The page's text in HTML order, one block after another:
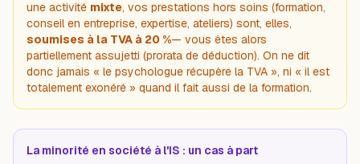
une activité mixte, vos prestations hors soins (formation,
conseil en entreprise, expertise, ateliers) sont, elles,
soumises à la TVA à 20 %— vous êtes alors
partiellement assujetti (prorata de déduction). On ne dit
donc jamais « le psychologue récupère la TVA », ni « il est
totalement exonéré » quand il fait aussi de la formation.
La minorité en société à l'IS : un cas à part